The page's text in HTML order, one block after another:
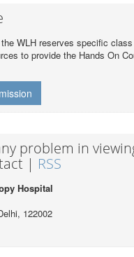
WLH reserves specific
to provide the Hands On
problem in
| RSS
Hospital
122002